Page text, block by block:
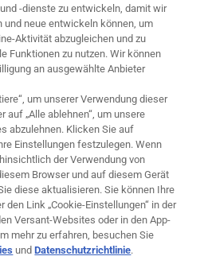
-dienste zu entwickeln, damit wir
und neue entwickeln können, um
Aktivität abzugleichen und zu
Funktionen zu nutzen. Wir können
an ausgewählte Anbieter
um unserer Verwendung dieser
auf „Alle ablehnen“, um unsere
abzulehnen. Klicken Sie auf
Einstellungen festzulegen. Wenn
der Verwendung von
Browser und auf diesem Gerät
diese aktualisieren. Sie können Ihre
den Link „Cookie-Einstellungen“ in der
Versant-Websites oder in den App-
mehr zu erfahren, besuchen Sie
undDatenschutzrichtlinie.